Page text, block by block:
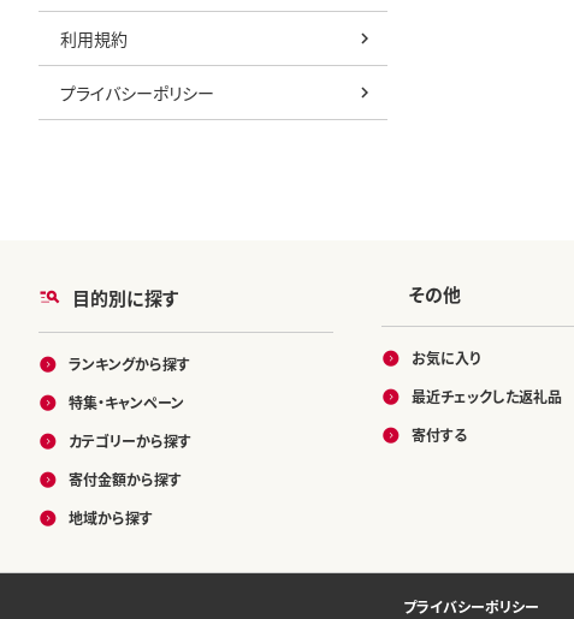
利用規約
プライバシーポリシー
目的別に探す
ランキングから探す
特集・キャンペーン
カテゴリーから探す
寄付金額から探す
地域から探す
その他
お気に入り
最近チェックした返礼品
寄付する
プライバシーポリシー